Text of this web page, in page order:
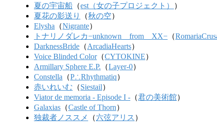
夏の宇宙船 （est（女の子プロジェクト）
）
夏花の影送り
（秋の空）
Elysha （Nigrante）
トナリノダレカ−unknown from XX− （
DarknessBride （ArcadiaHearts）
Voice Blinded Color（CYTOKINE）
Armillary Sphere E.P. （Layer-0）
Constella （P∴Rhythmatiq）
赤いれいむ （Siestail）
Viator de memoria - Episode I - （君の美術館）
Galaxias （Castle of Thorn）
独裁者ノススメ
（六弦アリス ）